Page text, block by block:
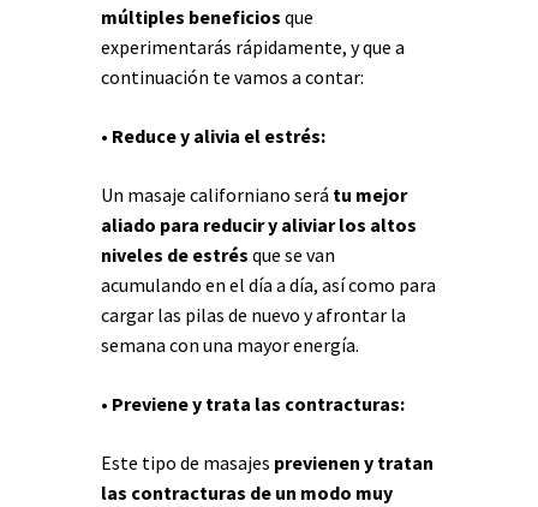
múltiples beneficios que
experimentarás rápidamente, y que a
continuación te vamos a contar:
• Reduce y alivia el estrés:
Un masaje californiano será tu mejor
aliado para reducir y aliviar los altos
niveles de estrés que se van
acumulando en el día a día, así como para
cargar las pilas de nuevo y afrontar la
semana con una mayor energía.
• Previene y trata las contracturas:
Este tipo de masajes previenen y tratan
las contracturas de un modo muy